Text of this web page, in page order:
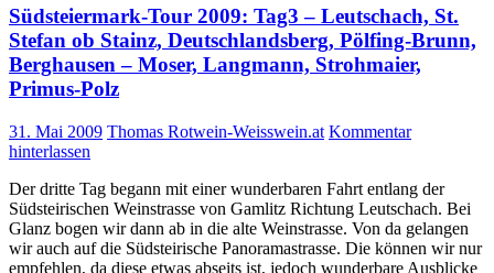
Südsteiermark-Tour 2009: Tag3 – Leutschach, St.
Stefan ob Stainz, Deutschlandsberg, Pölfing-Brunn,
Berghausen – Moser, Langmann, Strohmaier,
Primus-Polz
31. Mai 2009 Thomas Rotwein-Weisswein.at Kommentar
hinterlassen
Der dritte Tag begann mit einer wunderbaren Fahrt entlang der
Südsteirischen Weinstrasse von Gamlitz Richtung Leutschach. Bei
Glanz bogen wir dann ab in die alte Weinstrasse. Von da gelangen
wir auch auf die Südsteirische Panoramastrasse. Die können wir nur
empfehlen, da diese etwas abseits ist, jedoch wunderbare Ausblicke